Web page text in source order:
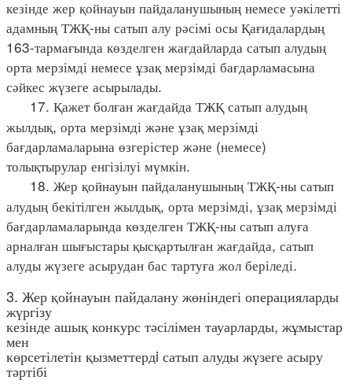
кезінде жер қойнауын пайдаланушының немесе уәкілетті
адамның ТЖҚ-ны сатып алу рәсімі осы Қағидалардың
163-тармағында көзделген жағдайларда сатып алудың
орта мерзімді немесе ұзақ мерзімді бағдарламасына
сәйкес жүзеге асырылады.
17. Қажет болған жағдайда ТЖҚ сатып алудың
жылдық, орта мерзімді және ұзақ мерзімді
бағдарламаларына өзгерістер және (немесе)
толықтырулар енгізілуі мүмкін.
18. Жер қойнауын пайдаланушының ТЖҚ-ны сатып
алудың бекітілген жылдық, орта мерзімді, ұзақ мерзімді
бағдарламаларында көзделген ТЖҚ-ны сатып алуға
арналған шығыстары қысқартылған жағдайда, сатып
алуды жүзеге асырудан бас тартуға жол беріледі.
3. Жер қойнауын пайдалану жөніндегі операцияларды
жүргізу
кезінде ашық конкурс тәсілімен тауарларды, жұмыстар
мен
көрсетілетін қызметтердi сатып алуды жүзеге асыру
тәртібі